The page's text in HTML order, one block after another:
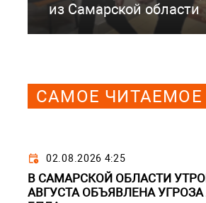
из Самарской области
САМОЕ ЧИТАЕМОЕ
02.08.2026 4:25
В САМАРСКОЙ ОБЛАСТИ
АВГУСТА ОБЪЯВЛЕНА УГРОЗА